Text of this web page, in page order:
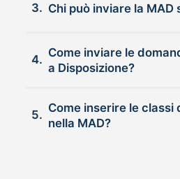
3. Chi può inviare la MAD
4.
Come inviare le
a Disposizione?
5.
Come inserire le classi di
nella MAD?